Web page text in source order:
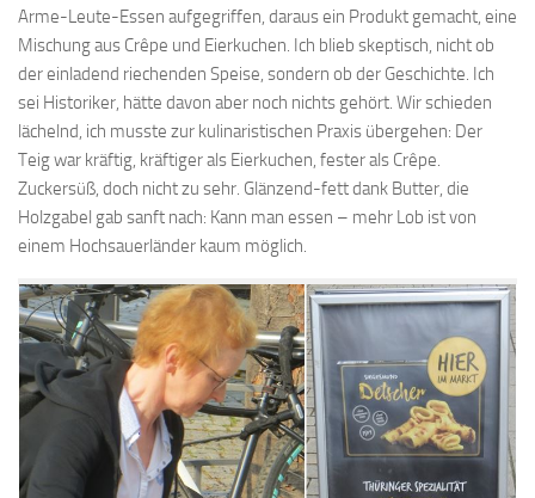
Arme-Leute-Essen aufgegriffen, daraus ein Produkt gemacht, eine
Mischung aus Crêpe und Eierkuchen. Ich blieb skeptisch, nicht ob
der einladend riechenden Speise, sondern ob der Geschichte. Ich
sei Historiker, hätte davon aber noch nichts gehört. Wir schieden
lächelnd, ich musste zur kulinaristischen Praxis übergehen: Der
Teig war kräftig, kräftiger als Eierkuchen, fester als Crêpe.
Zuckersüß, doch nicht zu sehr. Glänzend-fett dank Butter, die
Holzgabel gab sanft nach: Kann man essen – mehr Lob ist von
einem Hochsauerländer kaum möglich.